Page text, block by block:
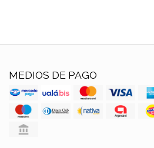
MEDIOS DE PAGO